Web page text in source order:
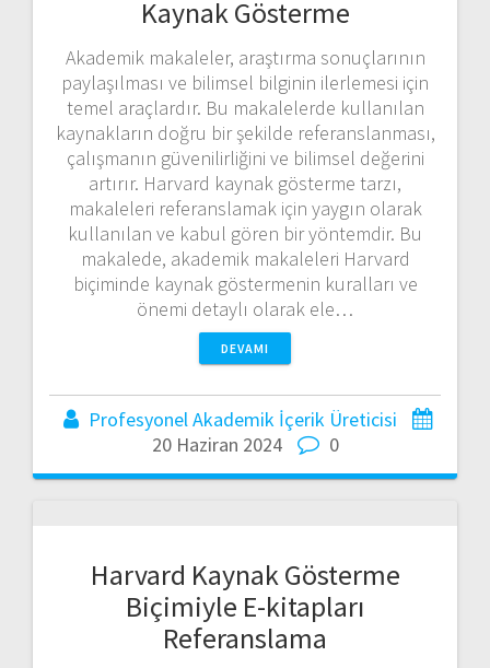
Kaynak Gösterme
Akademik makaleler, araştırma sonuçlarının
paylaşılması ve bilimsel bilginin ilerlemesi için
temel araçlardır. Bu makalelerde kullanılan
kaynakların doğru bir şekilde referanslanması,
çalışmanın güvenilirliğini ve bilimsel değerini
artırır. Harvard kaynak gösterme tarzı,
makaleleri referanslamak için yaygın olarak
kullanılan ve kabul gören bir yöntemdir. Bu
makalede, akademik makaleleri Harvard
biçiminde kaynak göstermenin kuralları ve
önemi detaylı olarak ele…
DEVAMI
Profesyonel Akademik İçerik Üreticisi
20 Haziran 2024
0
Harvard Kaynak Gösterme
Biçimiyle E-kitapları
Referanslama